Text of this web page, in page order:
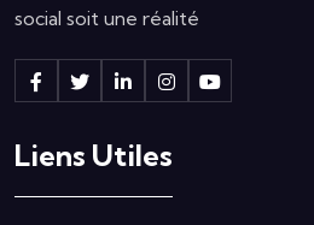
social soit une réalité
Liens Utiles